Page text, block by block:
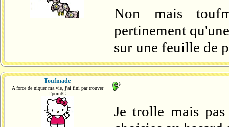
Non mais
pertinement
sur une feuille de
Toufmade
A force de niquer ma vie, j'ai fini par trouver
l'pointG
Je trolle mais